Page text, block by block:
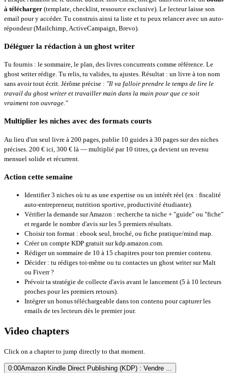
à télécharger (template, checklist, ressource exclusive). Le lecteur laisse son
email pour y accéder. Tu construis ainsi ta liste et tu peux relancer avec un auto-
répondeur (Mailchimp, ActiveCampaign, Brevo).
Déléguer la rédaction à un ghost writer
Tu fournis : le sommaire, le plan, des livres concurrents comme référence. Le
ghost writer rédige. Tu relis, tu valides, tu ajustes. Résultat : un livre à ton nom
sans avoir tout écrit. Jérôme précise : "Il va falloir prendre le temps de lire le
travail du ghost writer et travailler main dans la main pour que ce soit
vraiment ton ouvrage."
Multiplier les niches avec des formats courts
Au lieu d'un seul livre à 200 pages, publie 10 guides à 30 pages sur des niches
précises. 200 € ici, 300 € là — multiplié par 10 titres, ça devient un revenu
mensuel solide et récurrent.
Action cette semaine
Identifier 3 niches où tu as une expertise ou un intérêt réel (ex : fiscalité
auto-entrepreneur, nutrition sportive, productivité étudiante).
Vérifier la demande sur Amazon : recherche ta niche + "guide" ou "fiche"
et regarde le nombre d'avis sur les 5 premiers résultats.
Choisir ton format : ebook seul, broché, ou fiche pratique/mind map.
Créer un compte KDP gratuit surkdp.amazon.com
Rédiger un sommaire de 10 à 15 chapitres pour ton premier contenu.
Décider : tu rédiges toi-même ou tu contactes un ghost writer sur Malt
ou Fiverr ?
Prévoir ta stratégie de collecte d'avis avant le lancement (5 à 10 lecteurs
proches pour les premiers retours).
Intégrer un bonus téléchargeable dans ton contenu pour capturer les
emails de tes lecteurs dès le premier jour.
Video chapters
Click on a chapter to jump directly to that moment.
0:00Amazon Kindle Direct Publishing (KDP) : Vendre ...